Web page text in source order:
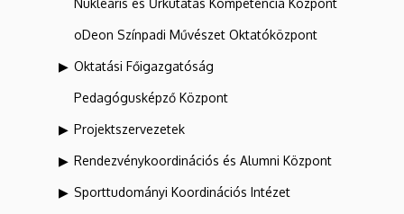
Nukleáris és Űrkutatás Kompetencia Központ
oDeon Színpadi Művészet Oktatóközpont
Oktatási Főigazgatóság
Pedagógusképző Központ
Projektszervezetek
Rendezvénykoordinációs és Alumni Központ
Sporttudományi Koordinációs Intézet